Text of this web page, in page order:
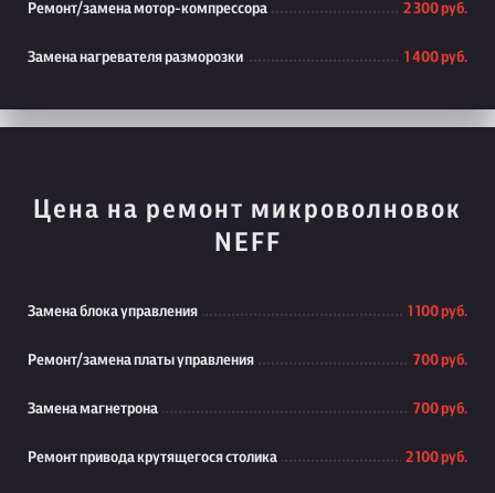
Ремонт/замена мотор-компрессора 2 300 руб.
Замена нагревателя разморозки 1 400 руб.
Цена на ремонт микроволновок
NEFF
Замена блока управления 1 100 руб.
Ремонт/замена платы управления 700 руб.
Замена магнетрона 700 руб.
Ремонт привода крутящегося столика 2 100 руб.